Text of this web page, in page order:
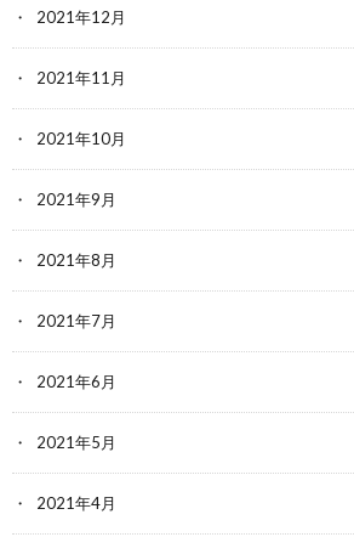
2021年12月
2021年11月
2021年10月
2021年9月
2021年8月
2021年7月
2021年6月
2021年5月
2021年4月